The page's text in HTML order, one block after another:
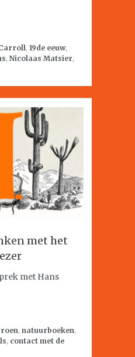
, 19de eeuw,
, Nicolaas Matsier,
met het
met Hans
, natuurboeken,
, contact met de